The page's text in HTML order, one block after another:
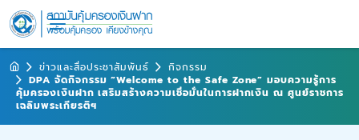
ข่าวและสื่อประชาสัมพันธ์
กิจกรรม
DPA จัดกิจกรรม “Welcome to the Safe Zone” มอบความรู้การ
คุ้มครองเงินฝาก เสริมสร้างความเชื่อมั่นในการฝากเงิน ณ ศูนย์ราชการ
เฉลิมพระเกียรติฯ